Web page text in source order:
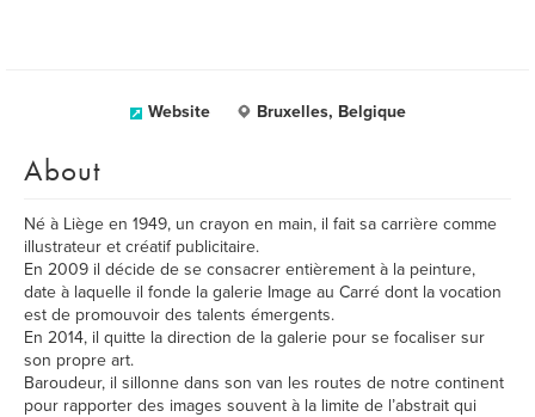
Website Bruxelles, Belgique
About
Né à Liège en 1949, un crayon en main, il fait sa carrière comme
illustrateur et créatif publicitaire.
En 2009 il décide de se consacrer entièrement à la peinture,
date à laquelle il fonde la galerie Image au Carré dont la vocation
est de promouvoir des talents émergents.
En 2014, il quitte la direction de la galerie pour se focaliser sur
son propre art.
Baroudeur, il sillonne dans son van les routes de notre continent
pour rapporter des images souvent à la limite de l’abstrait qui